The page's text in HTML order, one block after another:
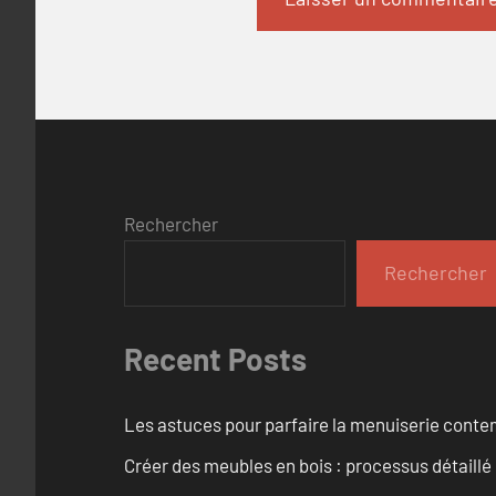
Rechercher
Rechercher
Recent Posts
Les astuces pour parfaire la menuiserie
Créer des meubles en bois : processus détaillé